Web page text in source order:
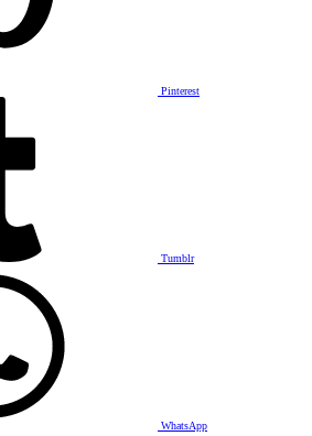
Pinterest
Tumblr
WhatsApp